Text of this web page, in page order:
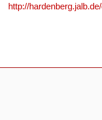
http://